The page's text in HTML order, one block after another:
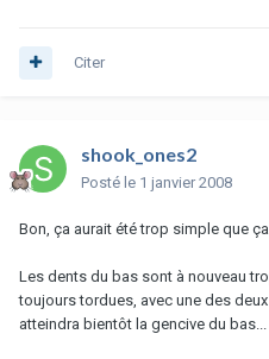
Citer
shook_ones2
Posté le 1 janvier 2008
Bon, ça aurait été trop simple que
Les dents du bas sont à nouveau
toujours tordues, avec une des
atteindra bientôt la gencive du bas...